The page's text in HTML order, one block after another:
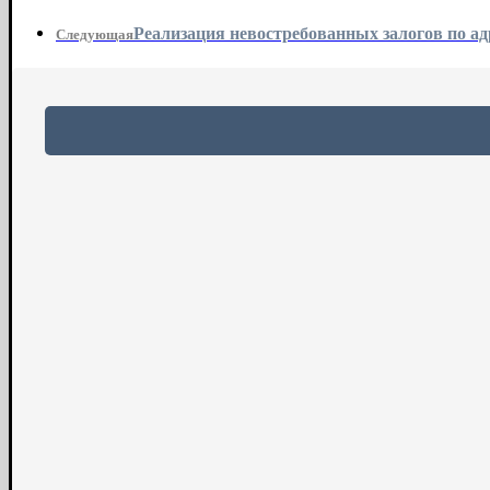
СледующаяРеализация невостребованных залогов по